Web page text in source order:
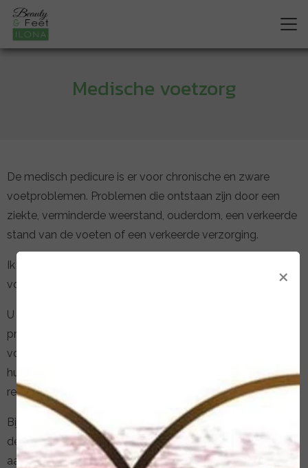
Medische voetzorg
De medisch pedicure is er voor chronische en zware
voetproblemen. Problemen die ontstaan zijn door een
ziekte, verminderde weerstand, ouderdom, een verkeerde
stand van de voeten of een verkeerde verzorging.
Ik ben opgeleid om de medische kant van uw
voetklachten te herkennen.
U kunt bij mij terecht voor voetbehandelingen en
preventieve voetzorg. U krijgt advies om klachten te
voorkomen of te verminderen. Ik werk samen met
huisarts, praktijkondersteuner en podotherapeut hier in de
regio Oss, altijd met overleg met u.
Bij Medische Voetverzorgende behandelingen moet u
denken aan de behandeling van mensen met een
aandoening als
×